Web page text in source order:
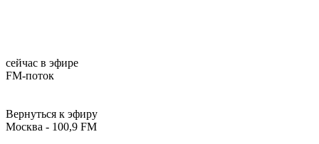
сейчас в эфире
FM-поток
Вернуться к эфиру
Москва - 100,9 FM